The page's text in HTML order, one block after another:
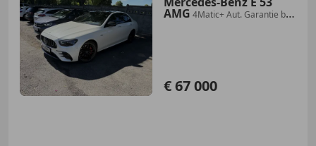
AMG 4Matic+ Aut. Garantie bis
€ 67 000